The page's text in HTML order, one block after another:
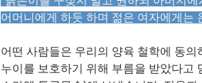
어머니에게 하듯 하며 젊은 여자에게는
어떤 사람들은 우리의 양육 철학에 동
누이를 보호하기 위해 부름을 받았다고